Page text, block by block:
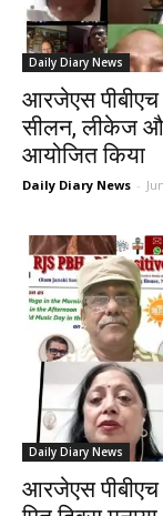
Daily Diary News
आरजेएस
सीलन, लीकेज
आयोजित किया
Daily Diary News -
Daily Diary News
आरजेएस